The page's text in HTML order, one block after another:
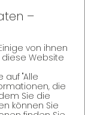
–
von ihnen
Website
auf "Alle
die
Sie die
können Sie